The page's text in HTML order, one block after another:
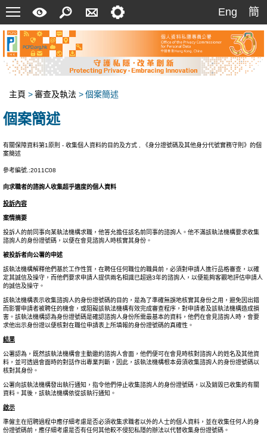
菜
單
速
指
南
索
絡
我
定
Eng
簡
簡
主頁 >審查及執法 >個案簡述
個案簡述
有關保障資料第1原則 - 收集個人資料的目的及方式 , 《身分證號碼及其他身分代號實務守則》的個
案簡述
參考編號.:2011C08
向求職者的諮詢人收集超乎適度的個人資料
投訴內容
案情摘要
投訴人的前同事向某執法機構求職，他答允擔任該名前同事的諮詢人。他不滿該執法機構要求收集
諮詢人的身份證號碼，以便在會見諮詢人時核實其身份。
被投訴者向公署的申述
該執法機構解釋他們基於工作性質，在聘任任何職位的職員前，必須對申請人進行品格審查，以確
定其誠信及操守，而他們要求申請人提供兩名相識已超過3年的諮詢人，以便能夠客觀地評估申請人
的誠信及操守。
該執法機構表示收集諮詢人的身份證號碼的目的，是為了準確無誤地核實其身份之用，避免因出錯
而影響申請者被聘任的機會，或阻礙該執法機構有效完成審查程序，對申請者及該執法機構造成損
害。該執法機構認為身份證號碼是確認諮詢人身份所需最基本的資料，他們在會見諮詢人時，會要
求他出示身份證以便核對在職位申請表上所填報的身份證號碼的真確性。
結果
公署認為，既然該執法機構會主動邀約諮詢人會面，他們便可在會見時核對諮詢人的姓名及其他資
料，並可透過會面時的對話作出專業判斷，因此，該執法機構根本毋須收集諮詢人的身份證號碼以
核對其身份。
公署向該執法機構發出執行通知，指令他們停止收集諮詢人的身份證號碼，以及銷毁已收集的有關
資料。其後，該執法機構依從該執行通知。
啟示
準僱主在招聘過程中應仔細考慮是否必須收集求職者以外的人士的個人資料，並在收集任何人的身
份證號碼前，應仔細考慮是否有任何其他較不侵犯私隱的辦法以代替收集身份證號碼。